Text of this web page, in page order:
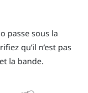
passe sous la
qu’il n’est pas
la bande.